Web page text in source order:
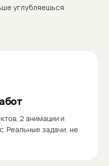
углубляешься
2 анимации и
Реальные задачи, не